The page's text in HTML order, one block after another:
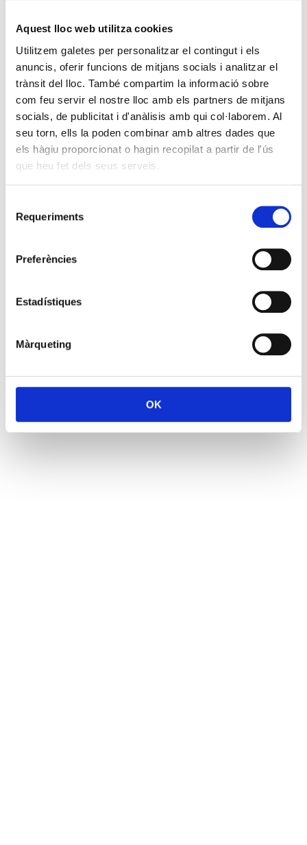
Aquest lloc web utilitza cookies
Utilitzem galetes per personalitzar el contingut i els
anuncis, oferir funcions de mitjans socials i analitzar el
trànsit del lloc. També compartim la informació sobre
com feu servir el nostre lloc amb els partners de mitjans
socials, de publicitat i d'anàlisis amb qui col·laborem. Al
seu torn, ells la poden combinar amb altres dades que
els hàgiu proporcionat o hagin recopilat a partir de l'ús
que heu fet dels seus serveis.
Requeriments
Preferències
Estadístiques
Màrqueting
OK